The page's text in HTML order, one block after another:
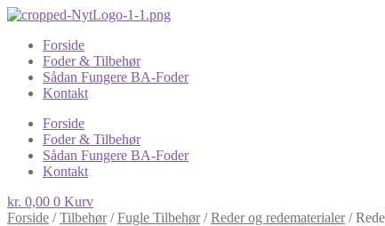
Forside
Foder & Tilbehør
Sådan Fungere BA-Foder
Kontakt
Forside
Foder & Tilbehør
Sådan Fungere BA-Foder
Kontakt
kr. 0,00 0 Kurv
Forside /Tilbehør/Fugle Tilbehør/Reder og redematerialer/